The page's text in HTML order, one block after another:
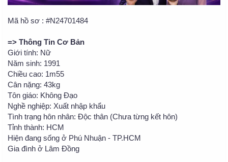
Mã hồ sơ : #N24701484
=> Thông Tin Cơ Bản
Giới tính: Nữ
Năm sinh: 1991
Chiều cao: 1m55
Cân nặng: 43kg
Tôn giáo: Không Đạo
Nghề nghiệp: Xuất nhập khẩu
Tình trạng hôn nhân: Độc thân (Chưa từng kết hôn)
Tỉnh thành: HCM
Hiện đang sống ở Phú Nhuận - TP.HCM
Gia đình ở Lâm Đồng